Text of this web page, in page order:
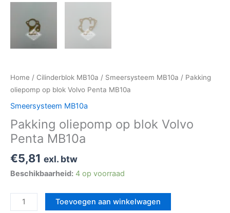
Home / Cilinderblok MB10a / Smeersysteem MB10a / Pakking
oliepomp op blok Volvo Penta MB10a
Smeersysteem MB10a
Pakking oliepomp op blok Volvo
Penta MB10a
€5,81 exl. btw
Beschikbaarheid: 4 op voorraad
Toevoegen aan winkelwagen